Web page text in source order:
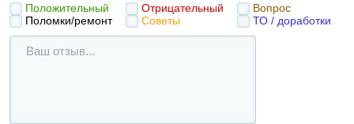
Положительный
Отрицательный
Вопрос
Поломки/ремонт
Советы ТО / доработки